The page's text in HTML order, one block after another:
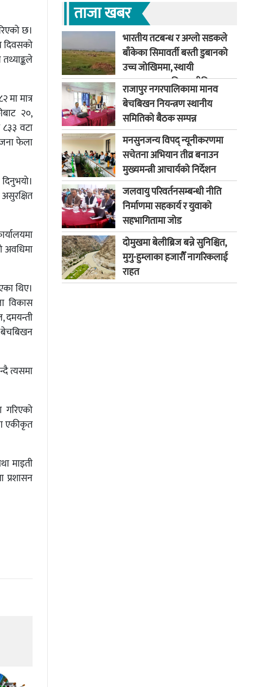
छ।
दिवसको
मात्र
२०,
वटा
फेला
अवधिमा
थिए।
विकास
दमयन्ती
त्यसमा
गरिएको
एकीकृत
माइती
प्रशासन
ताजा खबर
भारतीय तटबन्ध र अग्लो सडकले
बाँकेका सिमावर्ती बस्ती डुबानको
उच्च जोखिममा, स्थायी
समाधानका लागि कूटनीतिक
पहलको माग
राजापुर नगरपालिकामा मानव
बेचबिखन नियन्त्रण स्थानीय
समितिको बैठक सम्पन्न
मनसुनजन्य विपद् न्यूनीकरणमा
सचेतना अभियान तीव्र बनाउन
मुख्यमन्त्री आचार्यको निर्देशन
जलवायु परिवर्तनसम्बन्धी नीति
निर्माणमा सहकार्य र युवाको
सहभागितामा जोड
दोमुखमा बेलीब्रिज बन्ने सुनिश्चित,
मुगु-हुम्लाका हजारौँ नागरिकलाई
राहत